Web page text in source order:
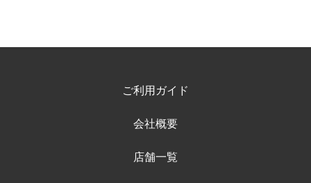
ご利用ガイド
会社概要
店舗一覧